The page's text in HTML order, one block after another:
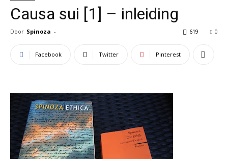
Causa sui [1] – inleiding
Door Spinoza - 0
619
Facebook Twitter Pinterest